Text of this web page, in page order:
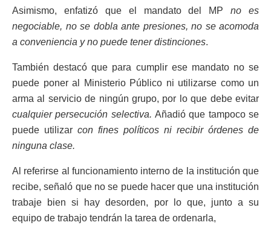
Asimismo, enfatizó que el mandato del MPno es
negociable, no se dobla ante presiones, no se acomoda
a conveniencia y no puede tener distinciones.
También destacó que para cumplir ese mandato no se
puede poner al Ministerio Público ni utilizarse como un
arma al servicio de ningún grupo, por lo que debe evitar
cualquier persecución selectiva. Añadió que tampoco se
puede utilizar con fines políticos ni recibir órdenes de
ninguna clase.
Al referirse al funcionamiento interno de la institución que
recibe, señaló que no se puede hacer que una institución
trabaje bien si hay desorden, por lo que, junto a su
equipo de trabajo tendrán la tarea de ordenarla,